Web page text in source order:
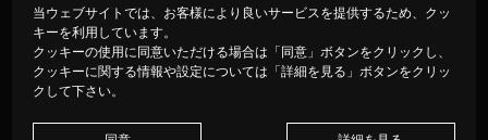
当ウェブサイトでは、お客様により良いサービスを提供するため、クッ
キーを利用しています。
クッキーの使用に同意いただける場合は「同意」ボタンをクリックし、
クッキーに関する情報や設定については「詳細を見る」ボタンをクリッ
クして下さい。